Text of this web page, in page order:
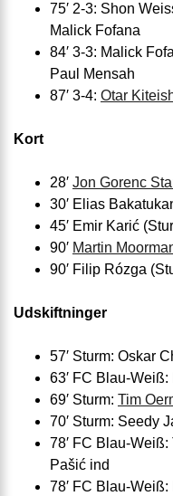
75′ 2-3: Shon
Malick Fofana
84′ 3-3: Malick
Paul Mensah
87′ 3-4: Otar
Kort
28′ Jon Gorenc
30′ Elias
45′ Emir Karić
90′ Martin
90′ Filip Rózga
Udskiftninger
57′ Sturm: Oskar
63′ FC Blau-
69′ Sturm: Tim
70′ Sturm: Seedy
78′ FC Blau-
Pašić ind
78′ FC Blau-